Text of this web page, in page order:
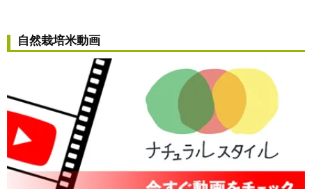
自然栽培米動画